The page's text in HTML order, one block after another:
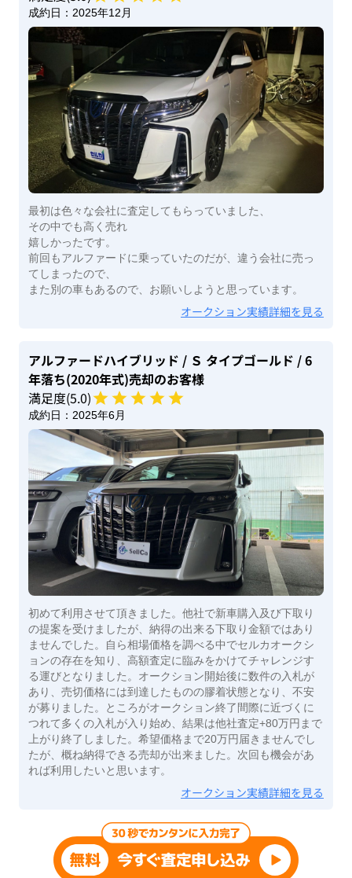
成約日： 2025年12月
最初は色々な会社に査定してもらっていました、
その中でも高く売れ
嬉しかったです。
前回もアルファードに乗っていたのだが、違う会社に売っ
てしまったので、
また別の車もあるので、お願いしようと思っています。
オークション実績詳細を見る
アルファードハイブリッド / Ｓ タイプゴールド / 6
年落ち(2020年式)売却のお客様
満足度(5.0)
成約日： 2025年6月
初めて利用させて頂きました。他社で新車購入及び下取り
の提案を受けましたが、納得の出来る下取り金額ではあり
ませんでした。自ら相場価格を調べる中でセルカオークシ
ョンの存在を知り、高額査定に臨みをかけてチャレンジす
る運びとなりました。オークション開始後に数件の入札が
あり、売切価格には到達したものの膠着状態となり、不安
が募りました。ところがオークション終了間際に近づくに
つれて多くの入札が入り始め、結果は他社査定+80万円まで
上がり終了しました。希望価格まで20万円届きませんでし
たが、概ね納得できる売却が出来ました。次回も機会があ
れば利用したいと思います。
オークション実績詳細を見る